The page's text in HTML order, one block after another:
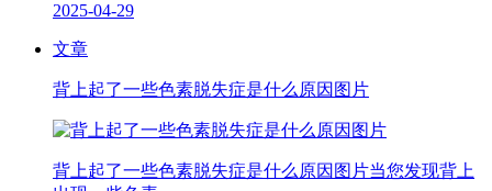
2025-04-29
文章
背上起了一些色素脱失症是什么原因图片
背上起了一些色素脱失症是什么原因图片当您发现背上